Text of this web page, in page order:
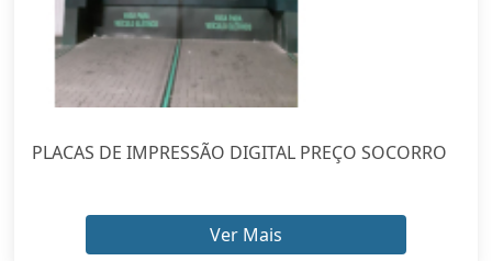
PLACAS DE IMPRESSÃO DIGITAL PREÇO SOCORRO
Ver Mais